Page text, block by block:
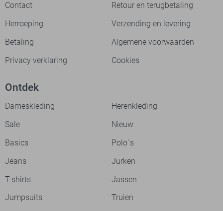
Contact
Retour en terugbetaling
Herroeping
Verzending en levering
Betaling
Algemene voorwaarden
Privacy verklaring
Cookies
Ontdek
Dameskleding
Herenkleding
Sale
Nieuw
Basics
Polo`s
Jeans
Jurken
T-shirts
Jassen
Jumpsuits
Truien